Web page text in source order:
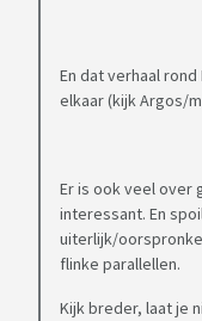
En dat verhaal
elkaar (kijk Argos/
Er is ook veel over
interessant. En
uiterlijk/
flinke parallellen.
Kijk breder, laat je